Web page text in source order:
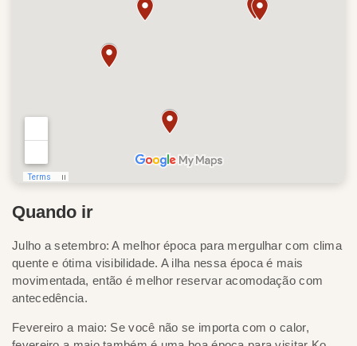
Quando ir
Julho a setembro: A melhor época para mergulhar com clima
quente e ótima visibilidade. A ilha nessa época é mais
movimentada, então é melhor reservar acomodação com
antecedência.
Fevereiro a maio: Se você não se importa com o calor,